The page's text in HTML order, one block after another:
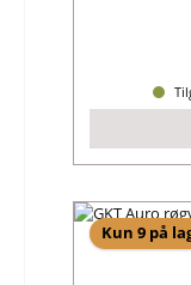
Kun 9 på